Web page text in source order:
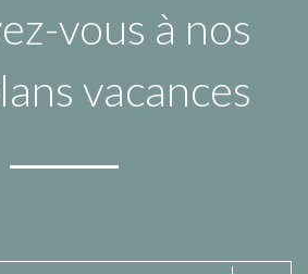
vous à nos
vacances